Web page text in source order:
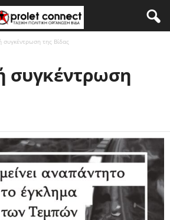
συγκέντρωση της Βίδας
συγκέντρωση